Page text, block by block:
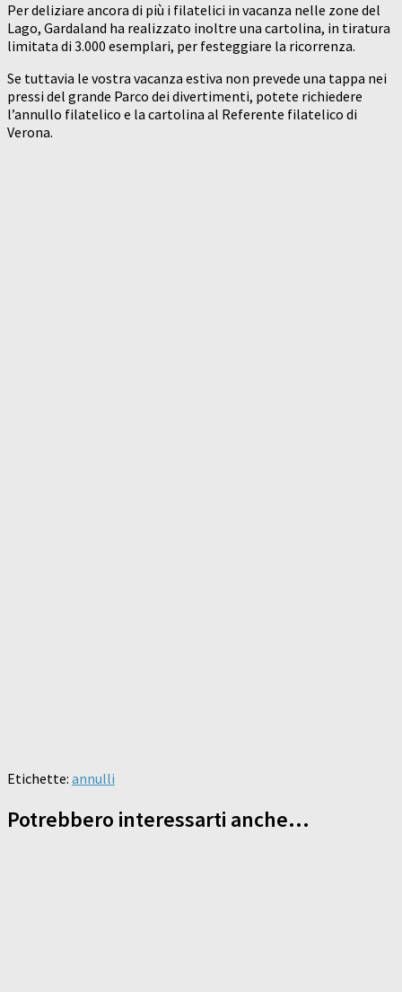
Per deliziare ancora di più i filatelici in vacanza nelle zone del
Lago, Gardaland ha realizzato inoltre una cartolina, in tiratura
limitata di 3.000 esemplari, per festeggiare la ricorrenza.
Se tuttavia le vostra vacanza estiva non prevede una tappa nei
pressi del grande Parco dei divertimenti, potete richiedere
l’annullo filatelico e la cartolina al Referente filatelico di
Verona.
Etichette: annulli
Potrebbero interessarti anche...